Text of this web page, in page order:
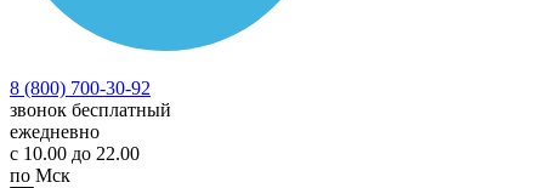
8 (800) 700-30-92
звонок бесплатный
ежедневно
с 10.00 до 22.00
по Мск